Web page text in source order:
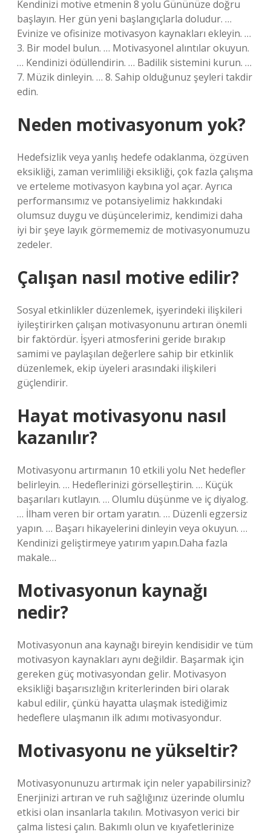
Kendinizi motive etmenin 8 yolu Gününüze doğru
başlayın. Her gün yeni başlangıçlarla doludur. …
Evinize ve ofisinize motivasyon kaynakları ekleyin. …
3. Bir model bulun. … Motivasyonel alıntılar okuyun.
… Kendinizi ödüllendirin. … Badilik sistemini kurun. …
7. Müzik dinleyin. … 8. Sahip olduğunuz şeyleri takdir
edin.
Neden motivasyonum yok?
Hedefsizlik veya yanlış hedefe odaklanma, özgüven
eksikliği, zaman verimliliği eksikliği, çok fazla çalışma
ve erteleme motivasyon kaybına yol açar. Ayrıca
performansımız ve potansiyelimiz hakkındaki
olumsuz duygu ve düşüncelerimiz, kendimizi daha
iyi bir şeye layık görmememiz de motivasyonumuzu
zedeler.
Çalışan nasıl motive edilir?
Sosyal etkinlikler düzenlemek, işyerindeki ilişkileri
iyileştirirken çalışan motivasyonunu artıran önemli
bir faktördür. İşyeri atmosferini geride bırakıp
samimi ve paylaşılan değerlere sahip bir etkinlik
düzenlemek, ekip üyeleri arasındaki ilişkileri
güçlendirir.
Hayat motivasyonu nasıl
kazanılır?
Motivasyonu artırmanın 10 etkili yolu Net hedefler
belirleyin. … Hedeflerinizi görselleştirin. … Küçük
başarıları kutlayın. … Olumlu düşünme ve iç diyalog.
… İlham veren bir ortam yaratın. … Düzenli egzersiz
yapın. … Başarı hikayelerini dinleyin veya okuyun. …
Kendinizi geliştirmeye yatırım yapın.Daha fazla
makale…
Motivasyonun kaynağı
nedir?
Motivasyonun ana kaynağı bireyin kendisidir ve tüm
motivasyon kaynakları aynı değildir. Başarmak için
gereken güç motivasyondan gelir. Motivasyon
eksikliği başarısızlığın kriterlerinden biri olarak
kabul edilir, çünkü hayatta ulaşmak istediğimiz
hedeflere ulaşmanın ilk adımı motivasyondur.
Motivasyonu ne yükseltir?
Motivasyonunuzu artırmak için neler yapabilirsiniz?
Enerjinizi artıran ve ruh sağlığınız üzerinde olumlu
etkisi olan insanlarla takılın. Motivasyon verici bir
çalma listesi çalın. Bakımlı olun ve kıyafetlerinize